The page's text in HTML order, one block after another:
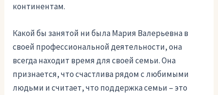
континентам.
Какой бы занятой ни была Мария Валерьевна в
своей профессиональной деятельности, она
всегда находит время для своей семьи. Она
признается, что счастлива рядом с любимыми
людьми и считает, что поддержка семьи – это